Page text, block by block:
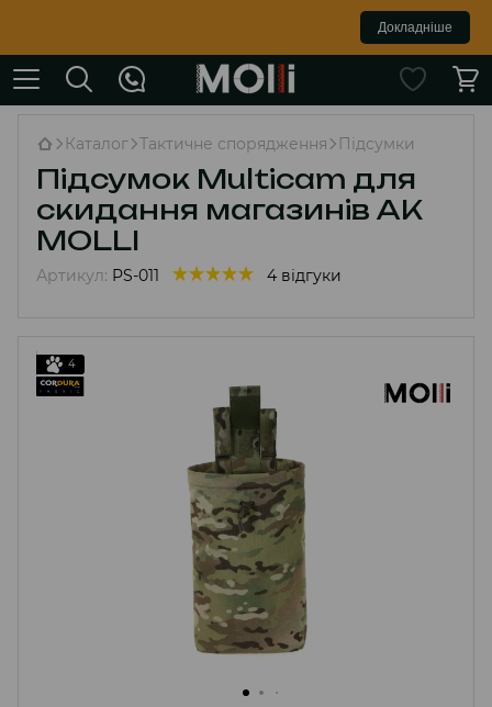
Докладніше
Каталог Тактичне спорядження Підсумки
Підсумок Multicam для
скидання магазинів АК
MOLLI
Артикул: PS-011 4 відгуки
4